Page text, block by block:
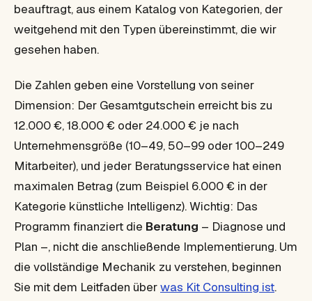
beauftragt, aus einem Katalog von Kategorien, der
weitgehend mit den Typen übereinstimmt, die wir
gesehen haben.
Die Zahlen geben eine Vorstellung von seiner
Dimension: Der Gesamtgutschein erreicht bis zu
12.000 €, 18.000 € oder 24.000 € je nach
Unternehmensgröße (10–49, 50–99 oder 100–249
Mitarbeiter), und jeder Beratungsservice hat einen
maximalen Betrag (zum Beispiel 6.000 € in der
Kategorie künstliche Intelligenz). Wichtig: Das
Programm finanziert die Beratung – Diagnose und
Plan –, nicht die anschließende Implementierung. Um
die vollständige Mechanik zu verstehen, beginnen
Sie mit dem Leitfaden überwas Kit Consulting ist.